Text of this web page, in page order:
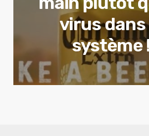
virus dans
système